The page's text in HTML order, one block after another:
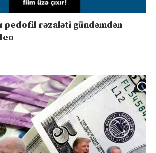
pedofil rəzaləti gündəmdən